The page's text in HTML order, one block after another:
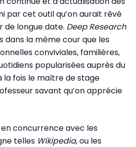
par cet outil qu’on aurait rêvé
de longue date. Deep Research
dans la même cour que les
conviviales, familières,
popularisées auprès du
la fois le maître de stage
savant qu’on apprécie
en concurrence avec les
telles Wikipedia, ou les